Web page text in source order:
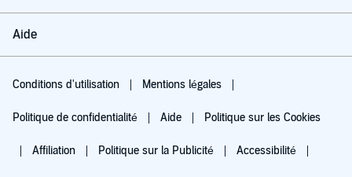
Aide
Conditions d'utilisation Mentions légales
Politique de confidentialité Aide Politique sur les Cookies
Affiliation Politique sur la Publicité Accessibilité